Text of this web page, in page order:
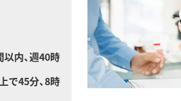
内、週40時
で45分、8時